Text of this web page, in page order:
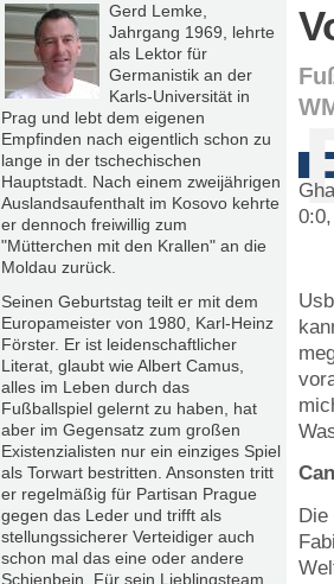
Gerd Lemke,
Jahrgang 1969, lehrte
als Lektor für
Germanistik an der
Karls-Universität in
Prag und lebt dem eigenen
Empfinden nach eigentlich schon zu
lange in der tschechischen
Hauptstadt. Nach einem zweijährigen
Auslandsaufenthalt im Kosovo kehrte
er dennoch freiwillig zum
"Mütterchen mit den Krallen" an die
Moldau zurück.
Seinen Geburtstag teilt er mit dem
Europameister von 1980, Karl-Heinz
Förster. Er ist leidenschaftlicher
Literat, glaubt wie Albert Camus,
alles im Leben durch das
Fußballspiel gelernt zu haben, hat
aber im Gegensatz zum großen
Existenzialisten nur ein einziges Spiel
als Torwart bestritten. Ansonsten tritt
er regelmäßig für Partisan Prague
gegen das Leder und trifft als
stellungssicherer Verteidiger auch
schon mal das eine oder andere
Schienbein. Für sein Lieblingsteam,
Die